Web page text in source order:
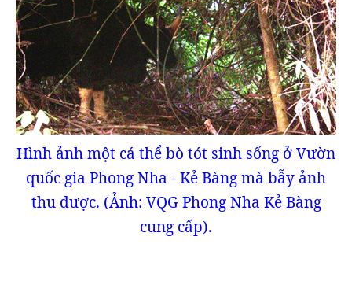
Hình ảnh một cá thể bò tót sinh sống ở Vườn
quốc gia Phong Nha - Kẻ Bàng mà bẫy ảnh
thu được. (Ảnh: VQG Phong Nha Kẻ Bàng
cung cấp).